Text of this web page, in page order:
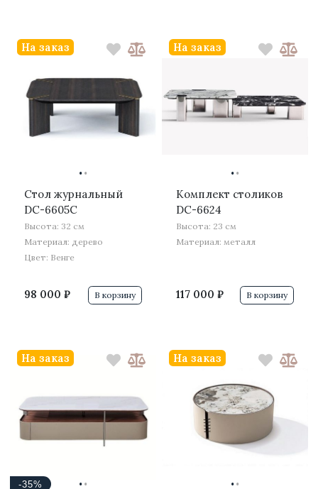
··
Стол журнальный
DC-6605C
Высота: 32 см
Материал: дерево
Цвет: Венге
98 000 ₽
На заказ
В корзину
··
Комплект столиков
DC-6624
Высота: 23 см
Материал: металл
117 000 ₽
На заказ
В корзину
-35%
На заказ На заказ